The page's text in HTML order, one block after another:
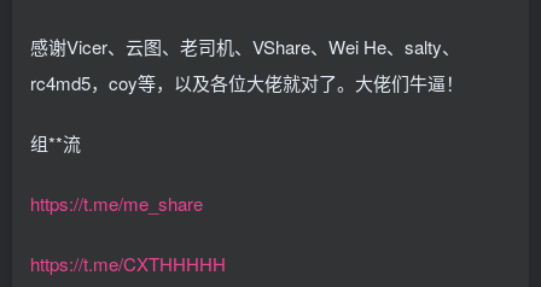
感谢Vicer、云图、老司机、VShare、Wei He、salty、
rc4md5，coy等，以及各位大佬就对了。大佬们牛逼！
组**流
https://t.me/me_share
https://t.me/CXTHHHHH